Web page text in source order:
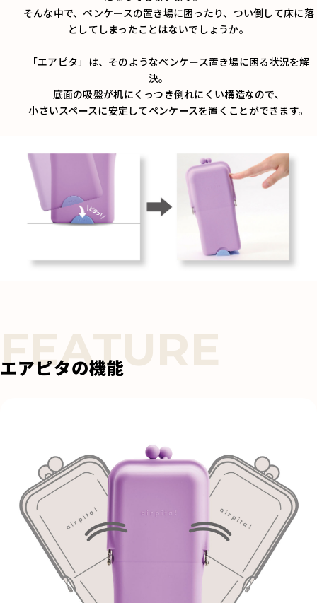
そんな中で、ペンケースの置き場に困ったり、つい倒して床に落
としてしまったことはないでしょうか。
「エアピタ」は、そのようなペンケース置き場に困る状況を解
決。
底面の吸盤が机にくっつき倒れにくい構造なので、
小さいスペースに安定してペンケースを置くことができます。
エアピタの機能